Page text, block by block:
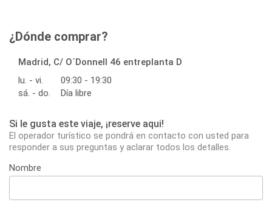
¿Dónde comprar?
Madrid, C/ O´Donnell 46 entreplanta D
lu. - vi.
09:30 - 19:30
sá. - do.
Día libre
Si le gusta este viaje, ¡reserve aqui!
El operador turístico se pondrá en contacto con usted para
responder a sus preguntas y aclarar todos los detalles.
Nombre